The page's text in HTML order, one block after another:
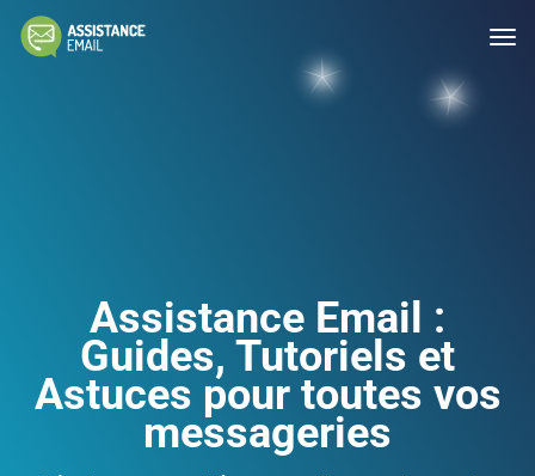
Assistance Email :
Guides, Tutoriels et
Astuces pour toutes vos
messageries